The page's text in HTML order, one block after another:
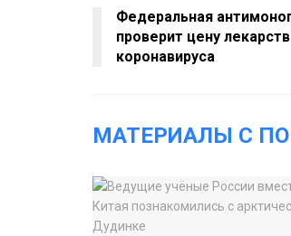
Федеральная
проверит цену
коронавируса
МАТЕРИАЛЫ С